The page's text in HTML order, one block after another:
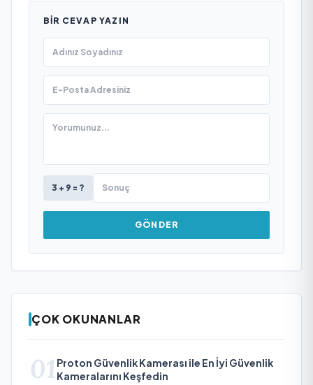
BIR CEVAP YAZIN
3 + 9 = ?
GÖNDER
ÇOK OKUNANLAR
01 Proton Güvenlik Kamerası ile En İyi Güvenlik
Kameralarını Keşfedin